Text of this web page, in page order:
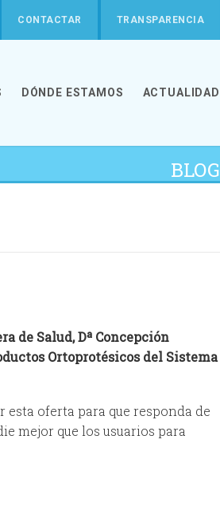
CONTACTAR TRANSPARENCIA
DÓNDE ESTAMOS ACTUALIDAD
BLOG
de Salud, Dª Concepción
Ortoprotésicos del Sistema
esta oferta para que responda de
mejor que los usuarios para